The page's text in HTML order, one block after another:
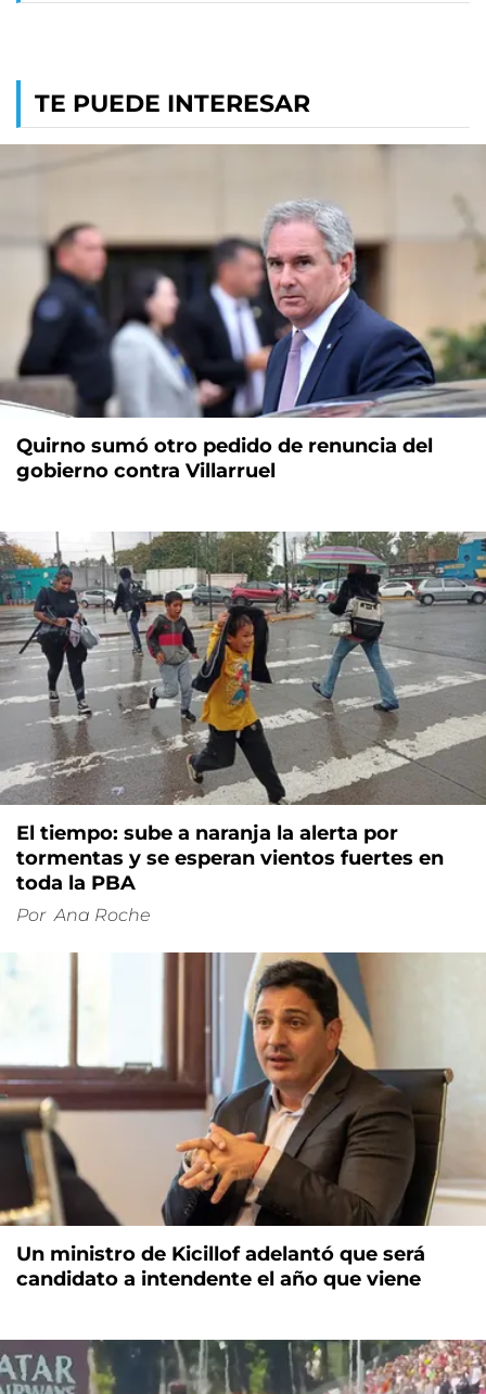
TE PUEDE INTERESAR
Quirno sumó otro pedido de renuncia del
gobierno contra Villarruel
El tiempo: sube a naranja la alerta por
tormentas y se esperan vientos fuertes en
toda la PBA
Por Ana Roche
Un ministro de Kicillof adelantó que será
candidato a intendente el año que viene